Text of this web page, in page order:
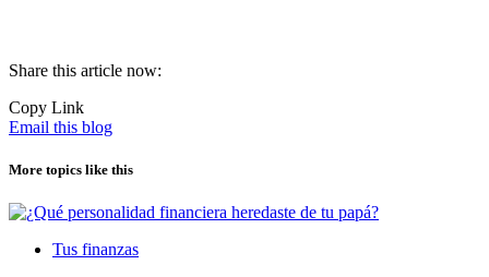
Share this article now:
Copy Link
Email this blog
More topics like this
Tus finanzas